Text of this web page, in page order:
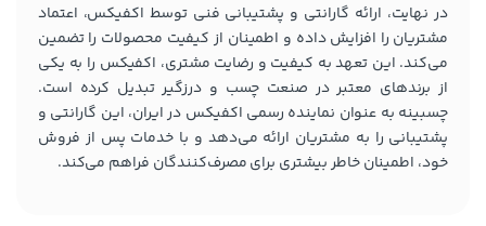
در نهایت، ارائه گارانتی و پشتیبانی فنی توسط اکفیکس، اعتماد
مشتریان را افزایش داده و اطمینان از کیفیت محصولات را تضمین
می‌کند. این تعهد به کیفیت و رضایت مشتری، اکفیکس را به یکی
از برندهای معتبر در صنعت چسب و درزگیر تبدیل کرده است.
چسبینه به عنوان نماینده رسمی اکفیکس در ایران، این گارانتی و
پشتیبانی را به مشتریان ارائه می‌دهد و با خدمات پس از فروش
خود، اطمینان خاطر بیشتری برای مصرف‌کنندگان فراهم می‌کند.